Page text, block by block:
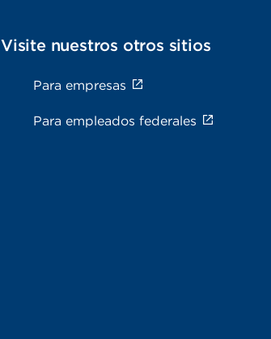
Visite nuestros otros sitios
Para empresas
Para empleados federales